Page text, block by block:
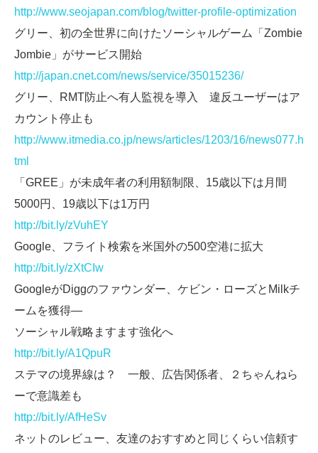
http://www.seojapan.com/blog/twitter-profile-optimization
グリー、初の全世界に向けたソーシャルゲーム「Zombie
Jombie」がサービス開始
http://japan.cnet.com/news/service/35015236/
グリー、RMT防止へ有人監視を導入 違反ユーザーはア
カウント停止も
http://www.itmedia.co.jp/news/articles/1203/16/news077.h
tml
「GREE」が未成年者の利用額制限、15歳以下は月間
5000円、19歳以下は1万円
http://bit.ly/zVuhEY
Google、フライト検索を米国外の500空港に拡大
http://bit.ly/zXtCIw
GoogleがDiggのファウンダー、ケビン・ローズとMilkチ
ームを獲得―
ソーシャル戦略ますます強化へ
http://bit.ly/A1QpuR
ステマの境界線は？ 一般、広告関係者、２ちゃんねら
ーで意識差も
http://bit.ly/AfHeSv
ネットのレビュー、友達のおすすめと同じくらい信頼す